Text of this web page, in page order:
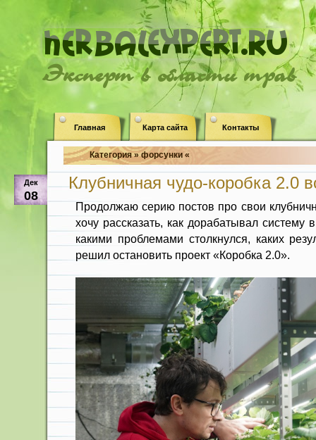
Эксперт в области трав
Главная Карта сайта Контакты
Категория » форсунки «
Дек
08
Клубничная чудо-коробка 2.0
Продолжаю серию постов про свои
хочу рассказать, как дорабатывал систему
какими проблемами столкнулся, каких
решил остановить проект «Коробка 2.0».